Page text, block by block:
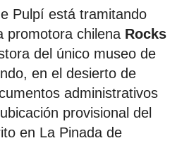
Pulpí está tramitando
promotora chilena Rocks
del único museo de
en el desierto de
administrativos
provisional del
en La Pinada de